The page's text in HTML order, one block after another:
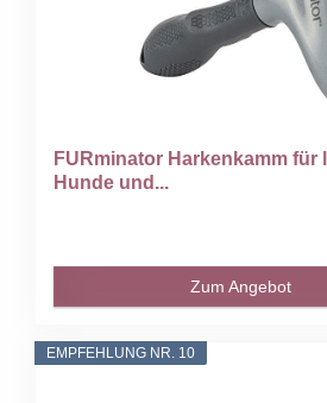
FURminator Harkenkamm für
Hunde und...
Zum Angebot
EMPFEHLUNG NR. 10